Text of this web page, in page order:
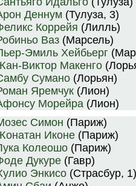
Деннум (Тулуза, 3)
Коррейя (Лилль)
Ваз (Марсель)
Эмиль Хейбьерг
Виктор Макенго
Сумано (Лорьян)
Яремчук (Лион)
Морейра (Лион)
Симон (Париж)
Иконе (Париж)
Колеошо (Париж)
Дукуре (Гавр)
Энкисо (Страсбур, 1)